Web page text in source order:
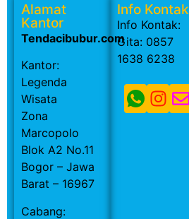
Alamat
Kantor
Tendacibubur.com
Kantor:
Legenda
Wisata
Zona
Marcopolo
Blok A2 No.11
Bogor – Jawa
Barat – 16967
Cabang:
Info Kontak
Info Kontak:
Gita: 0857
1638 6238